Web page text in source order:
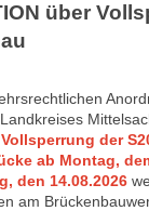
über
Vollsperrung der
ab Montag,
den 14.08.2026
am